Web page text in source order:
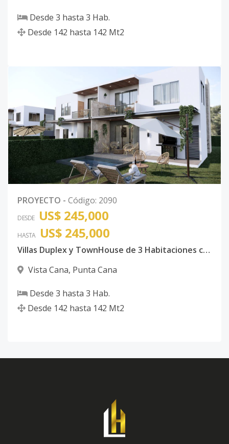
Desde 3 hasta 3 Hab.
Desde 142 hasta 142 Mt2
PROYECTO - Código: 2090
DESDE US$ 245,000
HASTA US$ 245,000
Villas Duplex y TownHouse de 3 Habitaciones con piscina Vista Cana
Vista Cana, Punta Cana
Desde 3 hasta 3 Hab.
Desde 142 hasta 142 Mt2